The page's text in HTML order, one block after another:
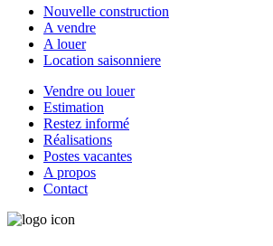
Nouvelle construction
A vendre
A louer
Location saisonniere
Vendre ou louer
Estimation
Restez informé
Réalisations
Postes vacantes
A propos
Contact